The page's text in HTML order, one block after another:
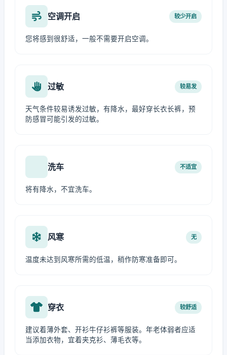
空调开启 较少开启
您将感到很舒适，一般不需要开启空调。
过敏 较易发
天气条件较易诱发过敏，有降水，最好穿长衣长裤，预
防感冒可能引发的过敏。
洗车 不适宜
将有降水，不宜洗车。
风寒 无
温度未达到风寒所需的低温，稍作防寒准备即可。
穿衣 较舒适
建议着薄外套、开衫牛仔衫裤等服装。年老体弱者应适
当添加衣物，宜着夹克衫、薄毛衣等。